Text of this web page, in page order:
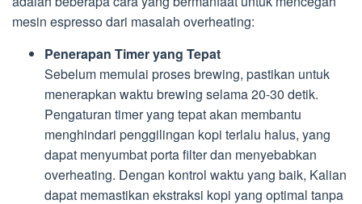
mesin espresso dari masalah overheating:
Penerapan Timer yang Tepat
Sebelum memulai proses brewing, pastikan untuk
menerapkan waktu brewing selama 20-30 detik.
Pengaturan timer yang tepat akan membantu
menghindari penggilingan kopi terlalu halus, yang
dapat menyumbat porta filter dan menyebabkan
overheating. Dengan kontrol waktu yang baik, Kalian
dapat memastikan ekstraksi kopi yang optimal tanpa